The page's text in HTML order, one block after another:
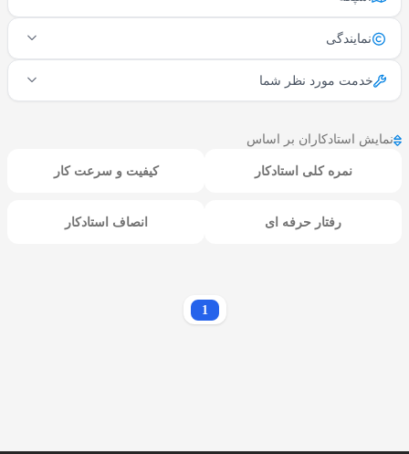
نمایندگی
خدمت مورد نظر شما
نمایش استادکاران بر اساس
نمره کلی استادکار کیفیت و سرعت کار
رفتار حرفه ای انصاف استادکار
1